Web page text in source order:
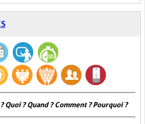
Quoi ? Quand ? Comment ? Pourquoi ?